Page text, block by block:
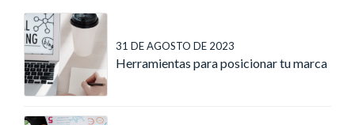
31 DE AGOSTO DE 2023
Herramientas para posicionar tu marca